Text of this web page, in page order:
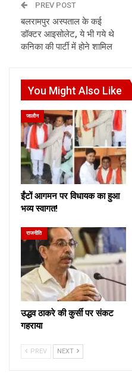
PREV POST
बलरामपुर अस्पताल के कई
डॉक्टर आइसोलेट, ये भी गये थे
कनिका की पार्टी में होने शामिल
You Might Also Like
जालौन
ईंटों आगमन पर विधायक का हुआ
भव्य स्वागत!
राजनीति
उद्धव ठाकरे की कुर्सी पर संकट
गहराया
PREV NEXT